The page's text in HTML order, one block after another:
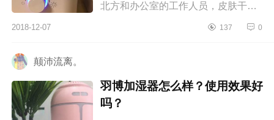
北方和办公室的工作人员，皮肤干燥
而言，更需要加湿器。家里的湿度...
2018-12-07 137 0
颠沛流离。
羽博加湿器怎么样？使用效果好
吗？